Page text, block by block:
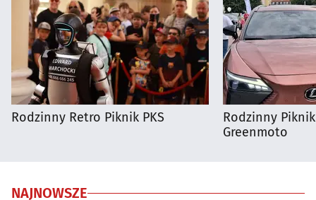
Rodzinny Retro Piknik PKS
Rodzinny
Greenmoto
NAJNOWSZE